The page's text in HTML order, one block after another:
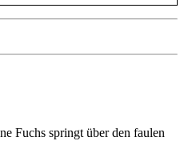
Fuchs springt über den faulen